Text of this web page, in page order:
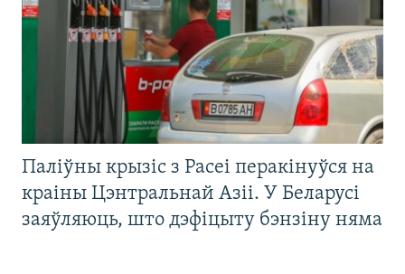
Паліўны крызіс з Расеі перакінуўся на
краіны Цэнтральнай Азіі. У Беларусі
заяўляюць, што дэфіцыту бэнзіну няма